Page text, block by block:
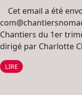
Cet email a été
Chantiers du 1er
dirigé par Charlotte
LIRE